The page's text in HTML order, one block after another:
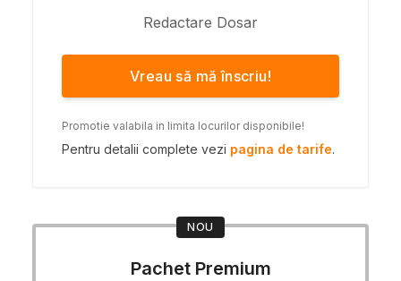
Redactare Dosar
Vreau să mă înscriu!
Promotie valabila in limita locurilor disponibile!
Pentru detalii complete vezi pagina de tarife.
NOU
Pachet Premium